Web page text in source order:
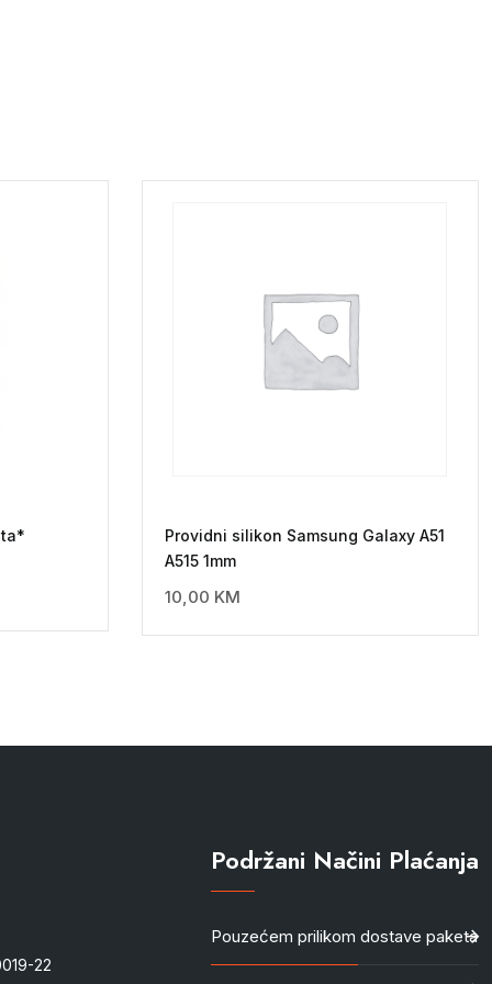
Providni silikon Samsung Galaxy A51
A515 1mm
10,00 KM
22
Podržani Načini Plaćanja
Pouzećem prilikom dostave paketa